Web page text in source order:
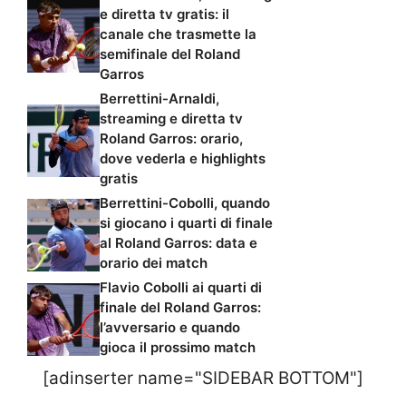
e diretta tv gratis: il
canale che trasmette la
semifinale del Roland
Garros
Berrettini-Arnaldi,
streaming e diretta tv
Roland Garros: orario,
dove vederla e highlights
gratis
Berrettini-Cobolli, quando
si giocano i quarti di finale
al Roland Garros: data e
orario dei match
Flavio Cobolli ai quarti di
finale del Roland Garros:
l’avversario e quando
gioca il prossimo match
[adinserter name="SIDEBAR BOTTOM"]